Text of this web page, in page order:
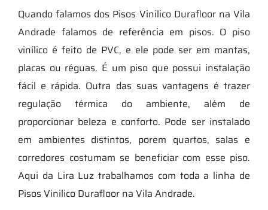
Quando falamos dos Pisos Vinilico Durafloor na Vila
Andrade falamos de referência em pisos. O piso
vinílico é feito de PVC, e ele pode ser em mantas,
placas ou réguas. É um piso que possui instalação
fácil e rápida. Outra das suas vantagens é trazer
regulação térmica do ambiente, além de
proporcionar beleza e conforto. Pode ser instalado
em ambientes distintos, porem quartos, salas e
corredores costumam se beneficiar com esse piso.
Aqui da Lira Luz trabalhamos com toda a linha de
Pisos Vinilico Durafloor na Vila Andrade.